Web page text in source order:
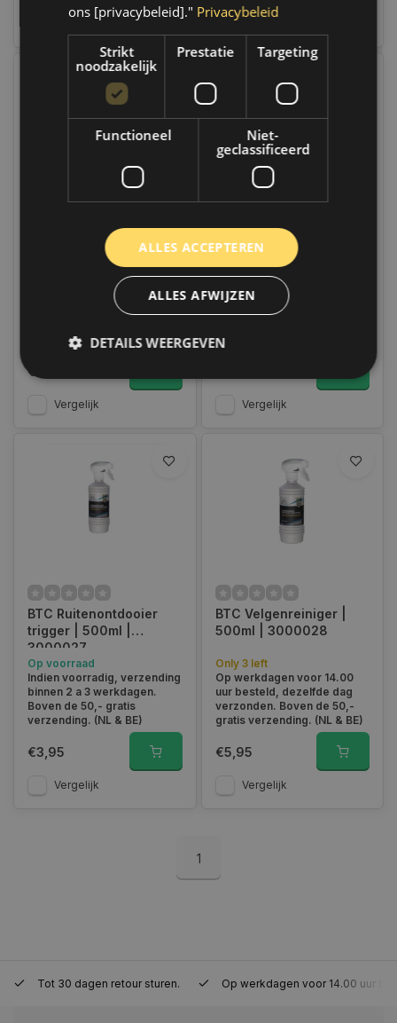
BTC Microfiber wipes
box - 50 stuks
Op voorraad verzending
binnen 1 a 2 werkdagen.
verzending. (NL & BE)
€26,45
Vergelijk
BTC Microvezeldoek
40X40 CM
Op voorraad
Op voorraad verzending
binnen 1 a 2 werkdagen.
verzending. (NL & BE)
Vergelijk
BTC Ruitenontdooier
trigger | 500ml |
3000027
Op voorraad
Indien voorradig, verzending
binnen 2 a 3 werkdagen.
Boven de 50,- gratis
verzending. (NL & BE)
€3,95
Vergelijk
BTC Velgenreiniger |
500ml | 3000028
Only 3 left
Op werkdagen voor 14.00
uur besteld, dezelfde dag
verzonden. Boven de 50,-
gratis verzending. (NL & BE)
€5,95
Vergelijk
1
Tot 30 dagen retour sturen. Op werkdagen voor 14.00 uur
ons [privacybeleid]." Privacybeleid
Strikt
noodzakelijk
Prestatie Targeting
Functioneel
Niet-
geclassificeerd
ALLES ACCEPTEREN
ALLES AFWIJZEN
DETAILS WEERGEVEN
Strikt noodzakelijk Prestatie
Targeting
Strikt noodzakelijke cookies maken de
kernfunctionaliteiten van de website mogelijk, zoals
gebruikersaanmelding en accountbeheer. De
website kan niet goed worden gebruikt zonder de
strikt noodzakelijke cookies.
COOKIELAW_STATS
www.autoklusser.nl
session_id www.autoklusser.nl
29
53
__cf_bm
Cloudflare Inc.
.webshopapp.com
29